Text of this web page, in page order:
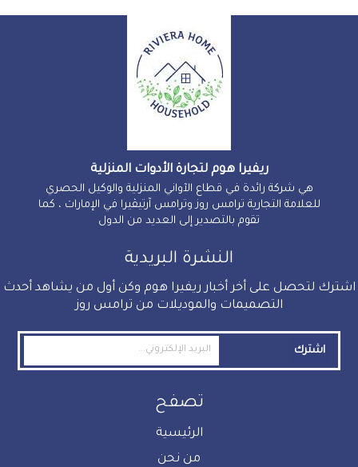
ريفيرا هوم لتجارة الأدوات المنزلية
هي شركة رائدة في قطاع الآواني المنزلية والوكيل الحصري
للعلامة التجارية ترامس روز وترامس آرتيڤيرا في الإمارات ، كما
تقوم بالتصدير إلى العديد من الدول
النشرة البريدية
اشترك لتحصل على أخر أخبار ريفيرا هوم وكن أول من يشاهد أحدث
التصميمات والموديلات من ترامس روز
اشترك
تصفح
الرئيسية
من نحن